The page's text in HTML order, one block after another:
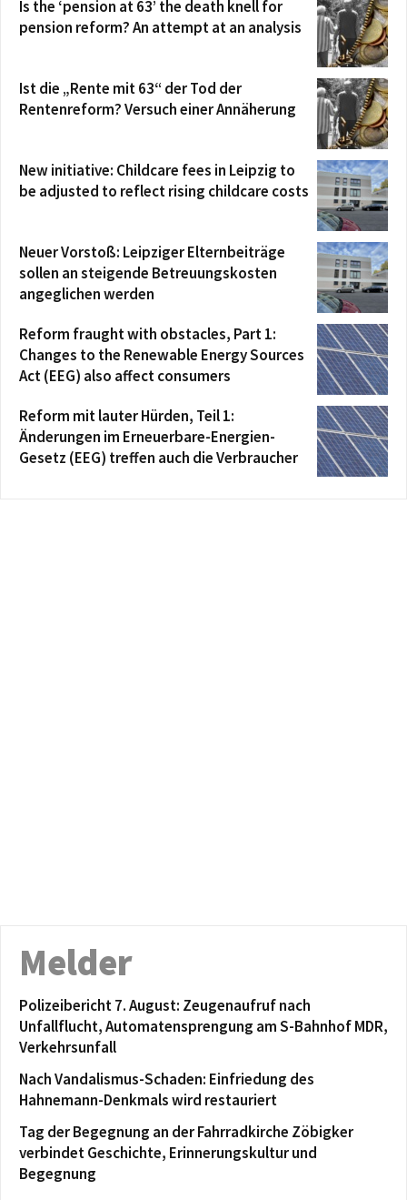
Is the ‘pension at 63’ the death knell for
pension reform? An attempt at an analysis
Ist die „Rente mit 63“ der Tod der
Rentenreform? Versuch einer Annäherung
New initiative: Childcare fees in Leipzig to
be adjusted to reflect rising childcare costs
Neuer Vorstoß: Leipziger Elternbeiträge
sollen an steigende Betreuungskosten
angeglichen werden
Reform fraught with obstacles, Part 1:
Changes to the Renewable Energy Sources
Act (EEG) also affect consumers
Reform mit lauter Hürden, Teil 1:
Änderungen im Erneuerbare-Energien-
Gesetz (EEG) treffen auch die Verbraucher
Melder
Polizeibericht 7. August: Zeugenaufruf nach
Unfallflucht, Automatensprengung am S-Bahnhof MDR,
Verkehrsunfall
Nach Vandalismus-Schaden: Einfriedung des
Hahnemann-Denkmals wird restauriert
Tag der Begegnung an der Fahrradkirche Zöbigker
verbindet Geschichte, Erinnerungskultur und
Begegnung